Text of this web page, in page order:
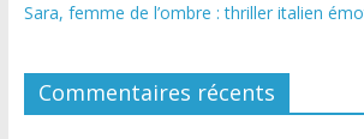
Sara, femme de l’ombre : thriller italien
Commentaires récents